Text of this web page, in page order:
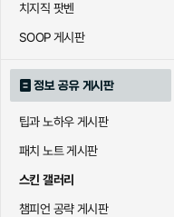
치지직 팟벤
SOOP 게시판
정보 공유 게시판
팁과 노하우 게시판
패치 노트 게시판
스킨 갤러리
챔피언 공략 게시판